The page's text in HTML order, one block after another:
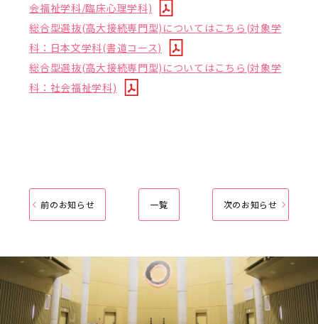
会福祉学科/臨床心理学科)
総合型選抜(高大接続専門型)についてはこちら(対象学
科：日本文学科(書道コース)
総合型選抜(高大接続専門型)についてはこちら(対象学
科：社会福祉学科)
前のお知らせ 一覧 次のお知らせ